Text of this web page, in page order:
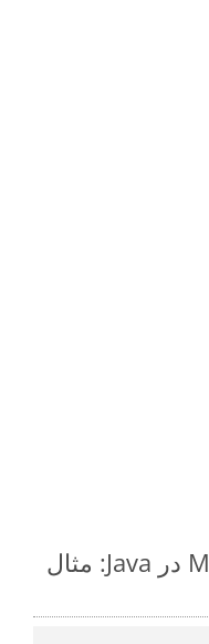
نحوه تبدیل MHTML to DIF در Java: مثال